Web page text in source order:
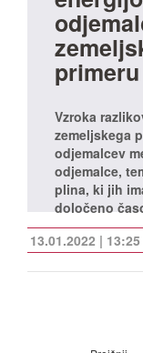
Vzroka
zemeljskega
odjemalcev
odjemalce,
plina, ki jih
določeno
13.01.2022 | 13:25